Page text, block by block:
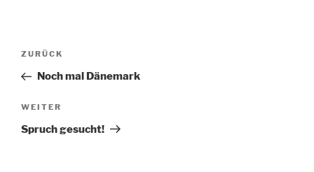
Beitragsnavigation
Vorheriger
Beitrag
ZURÜCK
Noch mal Dänemark
Nächster
Beitrag
WEITER
Spruch gesucht!